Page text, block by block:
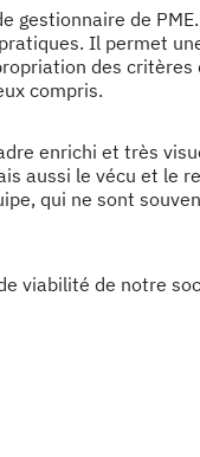
gestionnaire de
Il permet
des
compris.
enrichi et très
aussi le vécu et le
qui ne sont
viabilité de notre